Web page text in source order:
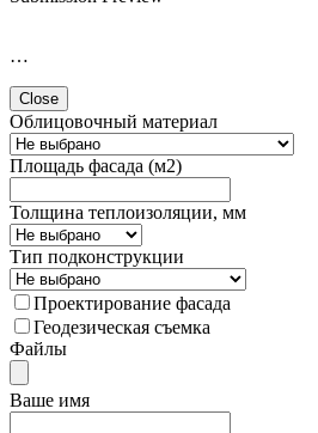
…
Close
Облицовочный материал
Площадь фасада (м2)
Толщина теплоизоляции, мм
Тип подконструкции
Проектирование фасада
Геодезическая съемка
Файлы
Ваше имя